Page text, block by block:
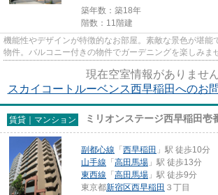
築年数：築18年
階数：11階建
機能性やデザインが特徴的なお部屋。素敵な景色が堪能
物件。バルコニー付きの物件でガーデニングを楽しみま
現在空室情報がありません
スカイコートルーベンス西早稲田へのお
賃貸｜マンション ミリオンステージ西早稲田壱
副都心線 「 西早稲田 」駅 徒歩10分
山手線 「 高田馬場 」駅 徒歩13分
東西線 「 高田馬場 」駅 徒歩9分
東京都新宿区西早稲田 ３丁目